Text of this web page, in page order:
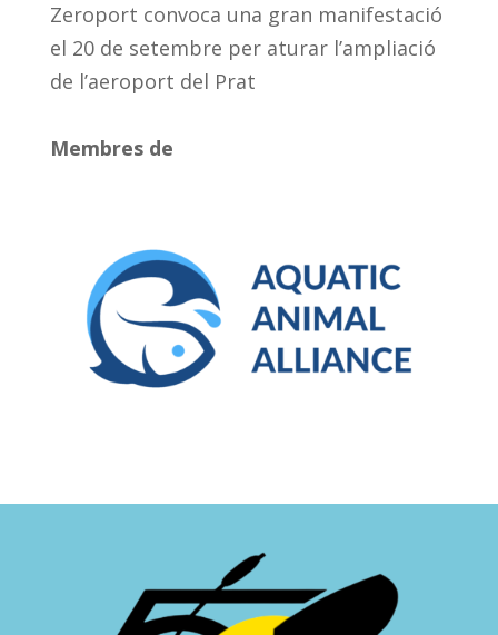
Zeroport convoca una gran manifestació
el 20 de setembre per aturar l’ampliació
de l’aeroport del Prat
Membres de